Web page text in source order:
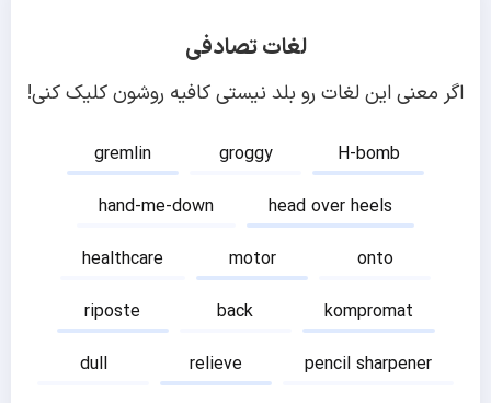
لغات تصادفی
اگر معنی این لغات رو بلد نیستی کافیه روشون کلیک کنی!
gremlin groggy
H-bomb
hand-me-down
head over heels
healthcare
motor
onto
riposte
back
kompromat
dull
relieve
pencil sharpener